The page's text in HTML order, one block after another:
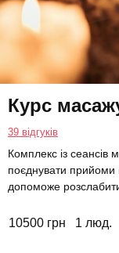
Курс
39 відгуків
Комплекс із сеансів
поєднувати прийоми
допоможе
10500 грн 1 люд.